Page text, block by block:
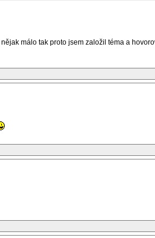
málo tak proto jsem založil téma a